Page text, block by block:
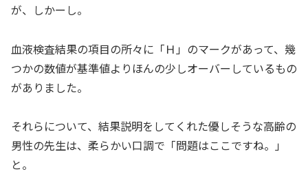
が、しかーし。
血液検査結果の項目の所々に「Ｈ」のマークがあって、幾
つかの数値が基準値よりほんの少しオーバーしているもの
がありました。
それらについて、結果説明をしてくれた優しそうな高齢の
男性の先生は、柔らかい口調で「問題はここですね。」
と。